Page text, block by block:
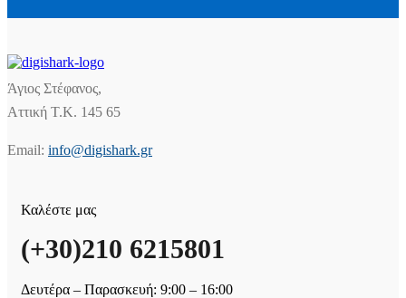
Άγιος Στέφανος,
Αττική Τ.Κ. 145 65
Email: info@digishark.gr
Καλέστε μας
(+30)210 6215801
Δευτέρα – Παρασκευή: 9:00 – 16:00